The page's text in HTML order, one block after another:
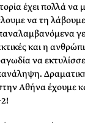
έχει πολλά να
να τη
και η
να
Αθήνα έχουμε